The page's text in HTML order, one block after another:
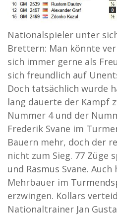
Nationalspieler unter
Brettern: Man könnte
sich immer gerne als
sich freundlich auf
Doch tatsächlich wurde
lang dauerte der Kampf
Nummer 4 und der
Frederik Svane im
Bauern mehr, doch der
nicht zum Sieg. 77 Züge
und Rasmus Svane.
Mehrbauer im
erzwingen. Kollars
Nationaltrainer Jan